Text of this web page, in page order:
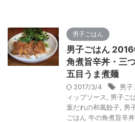
男子ごはん
男子ごはん
角煮旨辛丼・三
五目うま煮麺
2017/3/4 男子
ィップソース
男子ご
葉だれの和風餃子 男
ごはん 牛の角煮旨辛丼